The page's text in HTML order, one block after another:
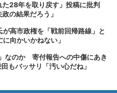
た28年を取り戻す」投稿に批判
の結果だろう」
高市政権を「戦前回帰路線」と
向かいかねない」
なのか 寄付報告への中傷にあき
もバッサリ「汚い心だね」